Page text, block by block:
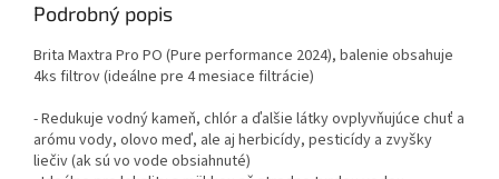
Podrobný popis
Brita Maxtra Pro PO (Pure performance 2024), balenie obsahuje
4ks filtrov (ideálne pre 4 mesiace filtrácie)
- Redukuje vodný kameň, chlór a ďalšie látky ovplyvňujúce chuť a
arómu vody, olovo meď, ale aj herbicídy, pesticídy a zvyšky
liečiv (ak sú vo vode obsiahnuté)